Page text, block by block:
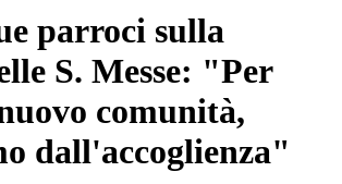
parroci sulla
S. Messe: "Per
comunità,
dall'accoglienza"